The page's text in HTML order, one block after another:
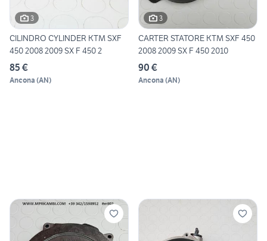
3
CILINDRO CYLINDER KTM SXF
450 2008 2009 SX F 450 2
85 €
Ancona (AN)
3
CARTER STATORE KTM SXF 450
2008 2009 SX F 450 2010
90 €
Ancona (AN)